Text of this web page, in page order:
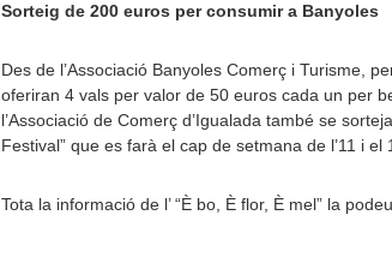
Sorteig de 200 euros per consumir a Banyoles
Des de l’Associació Banyoles Comerç i Turisme,
oferiran 4 vals per valor de 50 euros cada un per
l’Associació de Comerç d’Igualada també se
Festival” que es farà el cap de setmana de l’11 i el
Tota la informació de l’ “È bo, È flor, È mel” la